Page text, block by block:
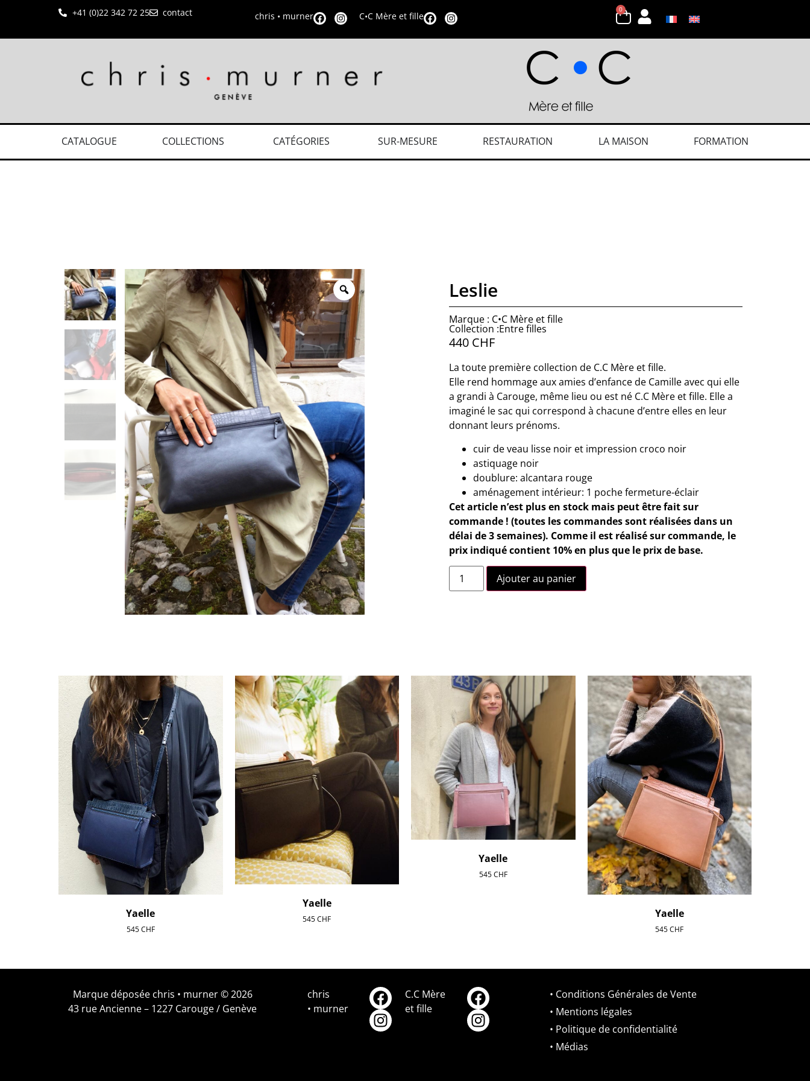
+41 (0)22 342 72 25 contact chris • murner C•C Mère et fille
0
CATALOGUE COLLECTIONS CATÉGORIES SUR-MESURE RESTAURATION LA MAISON FORMATION
Leslie
Marque : C•C Mère et fille
Collection :Entre filles
440 CHF
La toute première collection de C.C Mère et fille.
Elle rend hommage aux amies d’enfance de Camille avec qui elle
a grandi à Carouge, même lieu ou est né C.C Mère et fille. Elle a
imaginé le sac qui correspond à chacune d’entre elles en leur
donnant leurs prénoms.
cuir de veau lisse noir et impression croco noir
astiquage noir
doublure: alcantara rouge
aménagement intérieur: 1 poche fermeture-éclair
Cet article n’est plus en stock mais peut être fait sur
commande ! (toutes les commandes sont réalisées dans un
délai de 3 semaines). Comme il est réalisé sur commande, le
prix indiqué contient 10% en plus que le prix de base.
Ajouter au panier
Yaelle
545CHF
Yaelle
545CHF
Yaelle
545CHF
Yaelle
545CHF
Marque déposée chris • murner © 2026
43 rue Ancienne – 1227 Carouge / Genève
chris
• murner
C.C Mère
et fille
• Conditions Générales de Vente
• Mentions légales
• Politique de confidentialité
• Médias